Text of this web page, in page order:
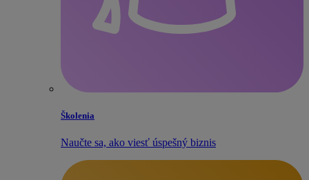
Školenia
Naučte sa, ako viesť úspešný biznis